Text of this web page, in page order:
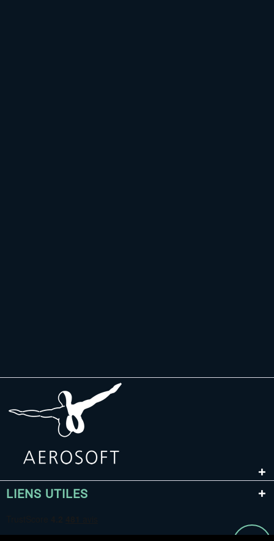
LIENS UTILES